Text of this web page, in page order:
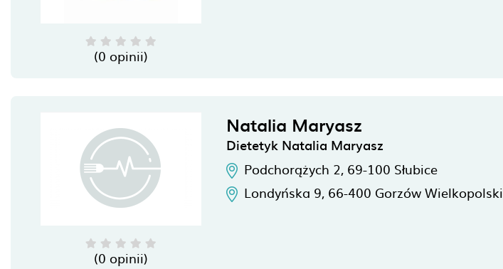
(0 opinii)
(0 opinii)
Natalia Maryasz
Dietetyk Natalia Maryasz
Podchorążych 2, 69-100 Słubice
Londyńska 9, 66-400 Gorzów Wielkopolski